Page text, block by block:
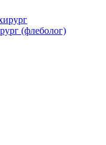
(флеболог)